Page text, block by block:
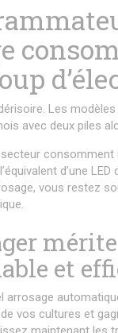
Les modèles
avec deux piles
consomment
d’une LED
vous restez
et
arrosage
vos cultures et